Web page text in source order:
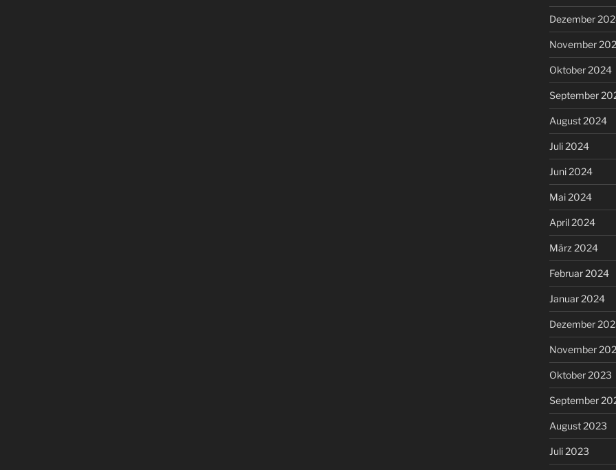
Dezember
November
Oktober 2024
September
August 2024
Juli 2024
Juni 2024
Mai 2024
April 2024
März 2024
Februar 2024
Januar 2024
Dezember
November
Oktober 2023
September
August 2023
Juli 2023